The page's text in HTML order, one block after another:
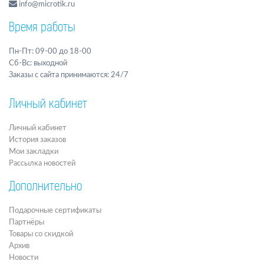
info@microtik.ru
Время работы
Пн-Пт: 09-00 до 18-00
Сб-Вс: выходной
Заказы с сайта принимаются: 24/7
Личный кабинет
Личный кабинет
История заказов
Мои закладки
Рассылка новостей
Дополнительно
Подарочные сертификаты
Партнёры
Товары со скидкой
Архив
Новости